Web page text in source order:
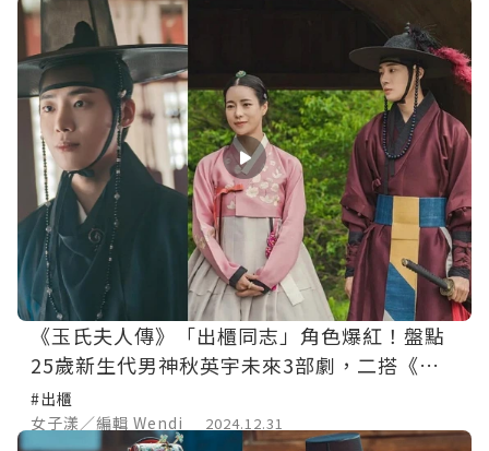
《玉氏夫人傳》「出櫃同志」角色爆紅！盤點
25歲新生代男神秋英宇未來3部劇，二搭《學
校2021》趙怡賢共譜奇幻戀曲！
#出櫃
女子漾／編輯 Wendi
2024.12.31